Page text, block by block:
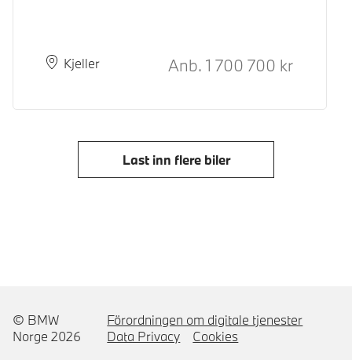
PlassKjeller
Leveringstid Kontantpris
Anb. 1 700 700 kr
Last inn flere biler
© BMW
Norge 2026
Förordningen om digitale tjenester
Data Privacy
Cookies